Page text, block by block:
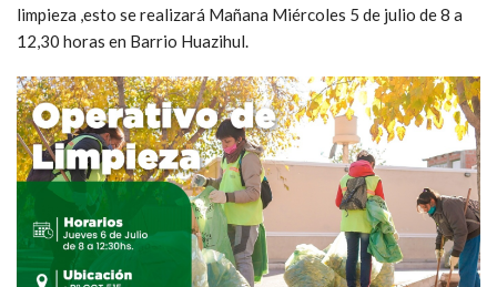
limpieza ,esto se realizará Mañana Miércoles 5 de julio de 8 a
12,30 horas en Barrio Huazihul.